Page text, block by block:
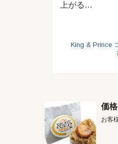
上がる…
King & Prince
価
お客